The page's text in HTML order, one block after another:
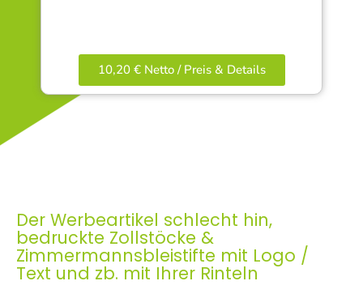
10,20 € Netto / Preis & Details
Der Werbeartikel schlecht hin,
bedruckte Zollstöcke &
Zimmermannsbleistifte mit Logo /
Text und zb. mit Ihrer Rinteln